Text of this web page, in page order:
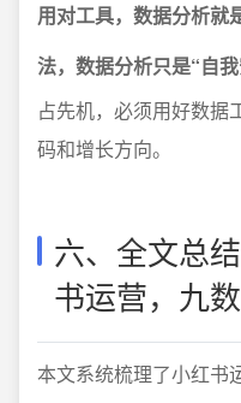
用对工具，数据分析就
法，数据分析只是“自我
占先机，必须用好数据
码和增长方向。
六、全文总
书运营，九
本文系统梳理了小红书